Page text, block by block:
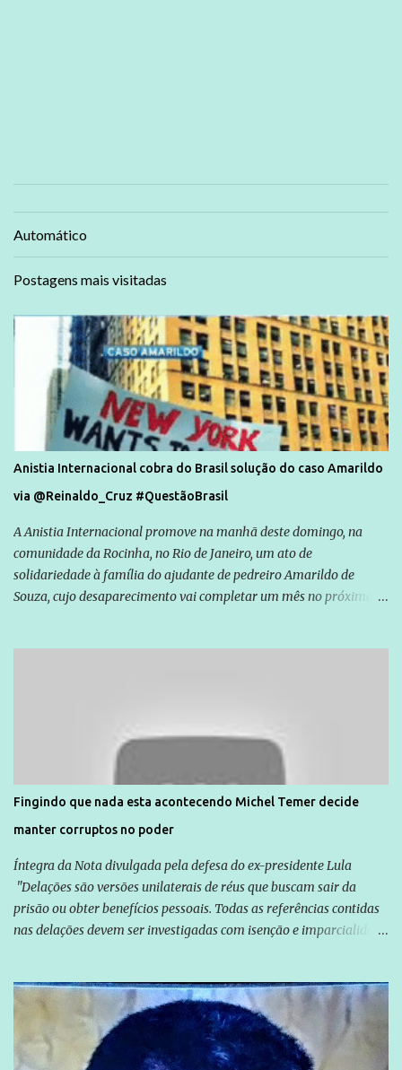
Automático
Postagens mais visitadas
Anistia Internacional cobra do Brasil solução do caso Amarildo
via @Reinaldo_Cruz #QuestãoBrasil
A Anistia Internacional promove na manhã deste domingo, na
comunidade da Rocinha, no Rio de Janeiro, um ato de
solidariedade à família do ajudante de pedreiro Amarildo de
Souza, cujo desaparecimento vai completar um mês no próximo
são vítimas de violência, estão em situação de risco ou têm seus
direitos violados. Leia mais: Anistia Internacional cobra do Brasil
solução do caso Amarildo - Terra Brasil
Fingindo que nada esta acontecendo Michel Temer decide
manter corruptos no poder
Íntegra da Nota divulgada pela defesa do ex-presidente Lula
"Delações são versões unilaterais de réus que buscam sair da
prisão ou obter benefícios pessoais. Todas as referências contidas
nas delações devem ser investigadas com isenção e imparcialidade
Globo manteve com o Grupo Odebrecht, citada na delação de
Emílio Odebrecht. Lula sempre atuou para promover o Brasil no
exterior, e não para promover determinadas empresas ou
empresários" Assina a nota o advogado Cristiano Zanin Martins